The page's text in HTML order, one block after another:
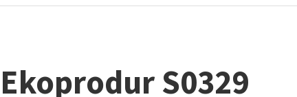
Ekoprodur S0329